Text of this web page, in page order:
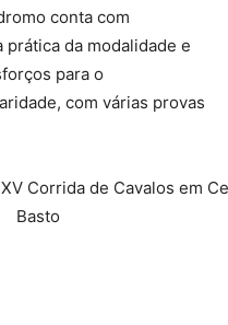
conta com
da modalidade e
para o
com várias provas